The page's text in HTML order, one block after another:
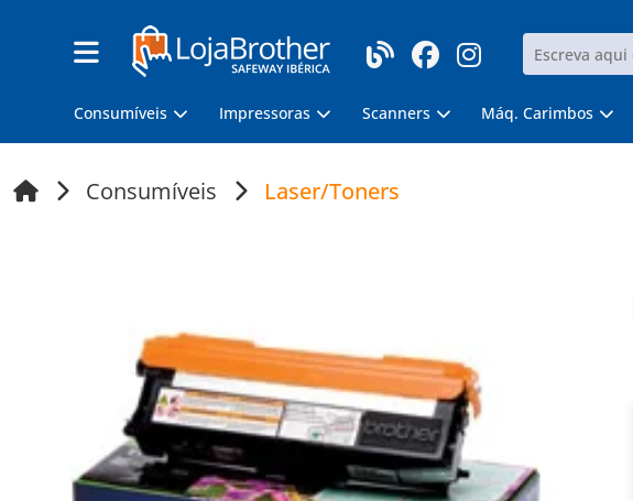
Consumíveis Impressoras Scanners Máq. Carimbos
Consumíveis Laser/Toners